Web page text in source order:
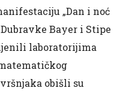
„Dan i noć
Bayer i Stipe
laboratorijima
obišli su